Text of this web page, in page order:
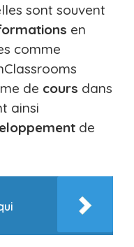
sont souvent
en
comme
de cours dans
ainsi
de